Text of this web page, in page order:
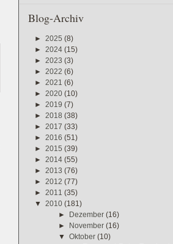
Blog-Archiv
► 2025 (8)
► 2024 (15)
► 2023 (3)
► 2022 (6)
► 2021 (6)
► 2020 (10)
► 2019 (7)
► 2018 (38)
► 2017 (33)
► 2016 (51)
► 2015 (39)
► 2014 (55)
► 2013 (76)
► 2012 (77)
► 2011 (35)
▼ 2010 (181)
► Dezember(16)
► November(16)
▼Oktober(10)